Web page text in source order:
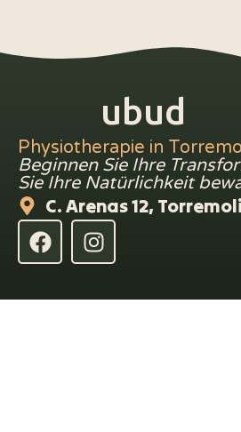
ubud
Physiotherapie in
Beginnen Sie Ihre
Sie Ihre Natürlichkeit
C. Arenas 12,